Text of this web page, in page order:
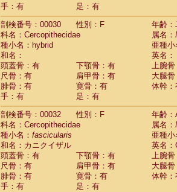
CercopithecidaeCercocebus
CercopithecidaeLophocebus
Cercopithecidae (0)
Cercopithecidae Papio
Cercopithecidae Papio hamadryas(1)
CercopithecidaePapio papio
CercopithecidaePapio
CercopithecidaeMandrillus
CercopithecidaeMandrillus sphinx
CercopithecidaeTheropithecus
CercopithecidaeMacaca arctoides(4)
Cercopithecidae Macaca
Cercopithecidae Macaca
CercopithecidaeMacaca cyclopis (23)
CercopithecidaeMacaca
CercopithecidaeMacaca fuscaca
CercopithecidaeMacaca fuscata
手：有
足：有
剖検番号：00030
性別：F
年齢
科名：Cercopithecidae
属名：
種小名：hybrid
亜種小
和名：
英名：
頭蓋骨：有
下顎骨：有 上腕骨
尺骨：有
肩甲骨：有 大腿
腓骨：有
寛骨：有
体幹：
手：有
足：有
剖検番号：00032
性別：F
年齢：
科名：Cercopithecidae
属名：
種小名： fascicularis
亜種小
和名：カニクイザル
英名：
頭蓋骨：有
下顎骨：有 上腕骨
尺骨：有
肩甲骨：有 大腿
腓骨：有
寛骨：有
体幹：
手：有
足：有